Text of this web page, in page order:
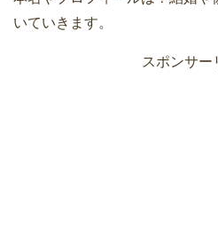
いていきます。
スポンサー